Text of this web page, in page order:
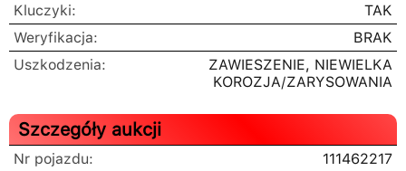
Kluczyki:
TAK
Weryfikacja:
BRAK
Uszkodzenia:
ZAWIESZENIE, NIEWIELKA
KOROZJA/ZARYSOWANIA
Szczegóły aukcji
Nr pojazdu:
111462217